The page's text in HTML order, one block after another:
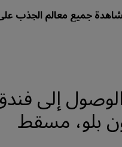
جميع معالم الجذب
إلى
بلو، مسقط